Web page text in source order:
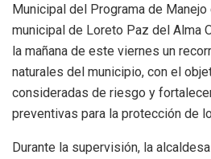
Municipal del Programa de
municipal de Loreto Paz del Alma
la mañana de este viernes un
naturales del municipio, con el
consideradas de riesgo y
preventivas para la protección de
Durante la supervisión, la